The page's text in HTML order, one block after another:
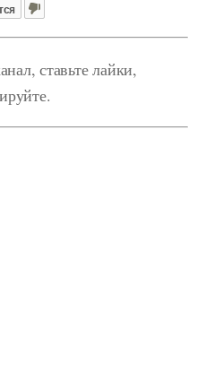
ставьте лайки,